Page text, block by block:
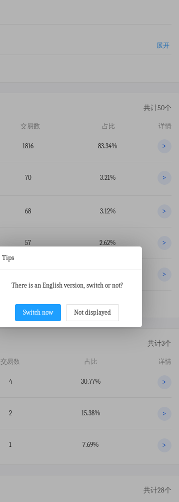
展开
共计50个
交易数 占比 详情
1816 83.34% >
70 3.21% >
68 3.12% >
57 2.62% >
>
共计3个
交易数 占比 详情
4 30.77% >
2 15.38% >
1 7.69% >
共计28个
Tips
There is an English version, switch or not?
Switch now Not displayed